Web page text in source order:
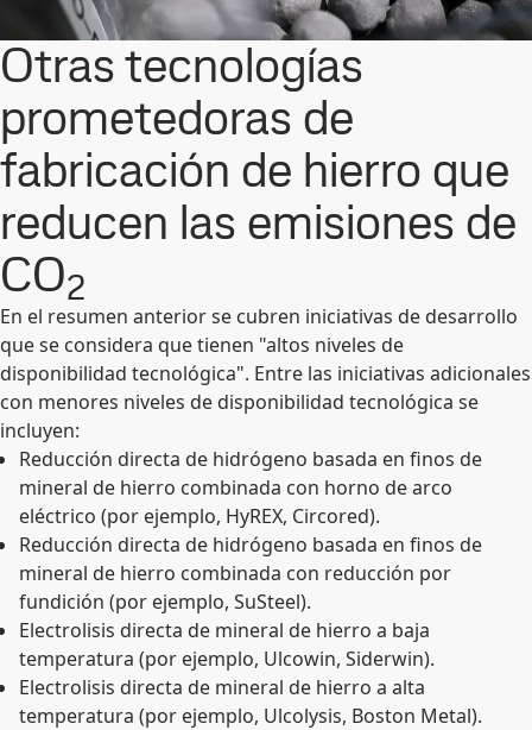
Otras tecnologías
prometedoras de
fabricación de hierro que
reducen las emisiones de
CO2
En el resumen anterior se cubren iniciativas de desarrollo
que se considera que tienen "altos niveles de
disponibilidad tecnológica". Entre las iniciativas adicionales
con menores niveles de disponibilidad tecnológica se
incluyen:
Reducción directa de hidrógeno basada en finos de
mineral de hierro combinada con horno de arco
eléctrico (por ejemplo, HyREX, Circored).
Reducción directa de hidrógeno basada en finos de
mineral de hierro combinada con reducción por
fundición (por ejemplo, SuSteel).
Electrolisis directa de mineral de hierro a baja
temperatura (por ejemplo, Ulcowin, Siderwin).
Electrolisis directa de mineral de hierro a alta
temperatura (por ejemplo, Ulcolysis, Boston Metal).